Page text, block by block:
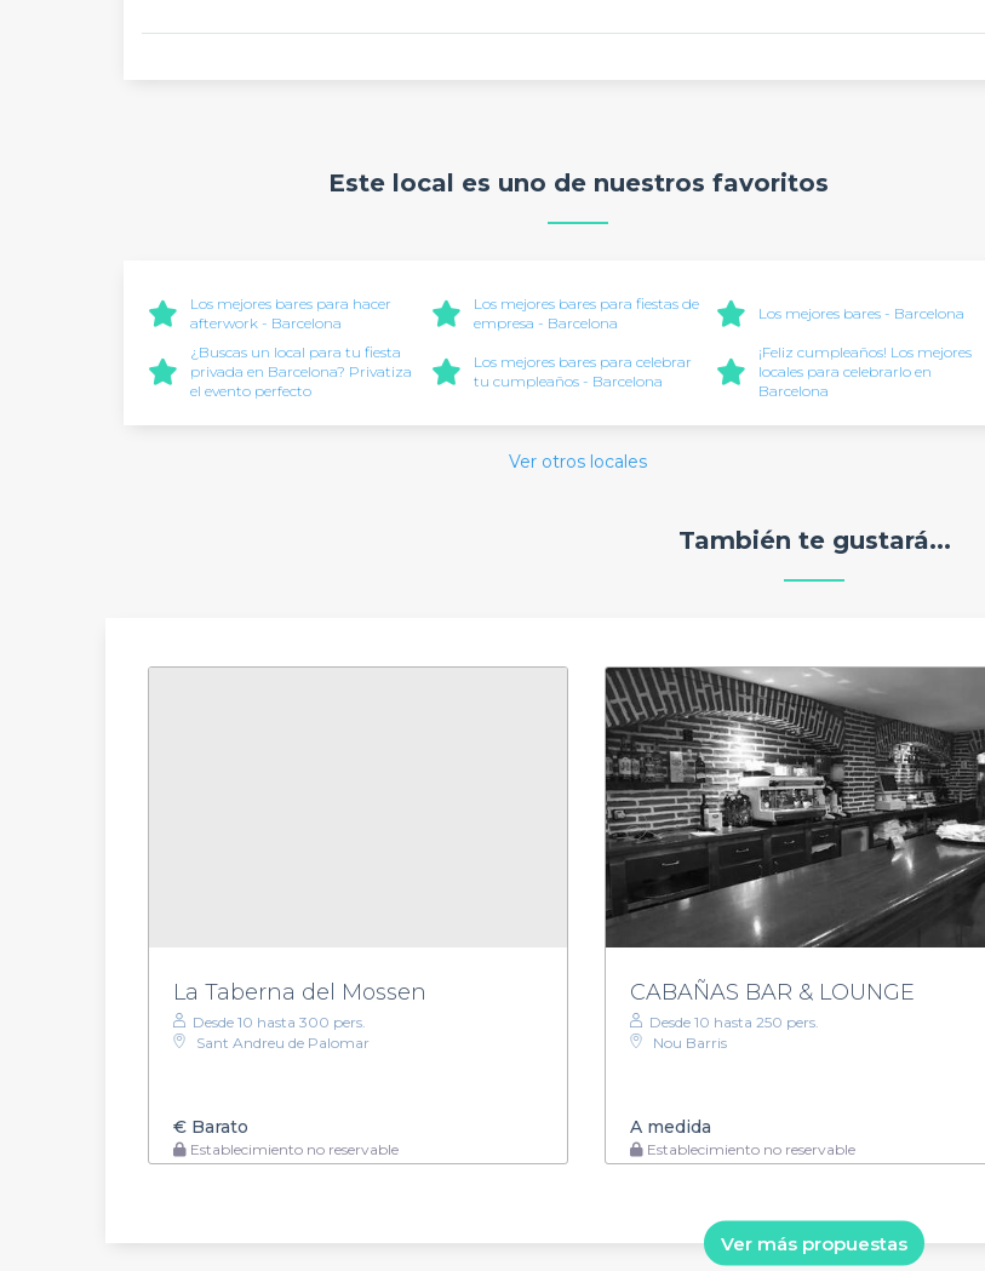
Este local es uno de nuestros favoritos
Los mejores bares para hacer
afterwork - Barcelona
Los mejores bares para fiestas de
empresa - Barcelona
Los mejores bares - Barcelona
¿Buscas un local para tu fiesta
privada en Barcelona? Privatiza
el evento perfecto
Los mejores bares para celebrar
tu cumpleaños - Barcelona
¡Feliz cumpleaños! Los mejores
locales para celebrarlo en
Barcelona
Ver otros locales
También te gustará...
La Taberna del Mossen
Desde 10 hasta 300 pers.
Sant Andreu de Palomar
€ Barato
Establecimiento no reservable
CABAÑAS BAR & LOUNGE
Desde 10 hasta 250 pers.
Nou Barris
A medida
Establecimiento no reservable
Ver más propuestas